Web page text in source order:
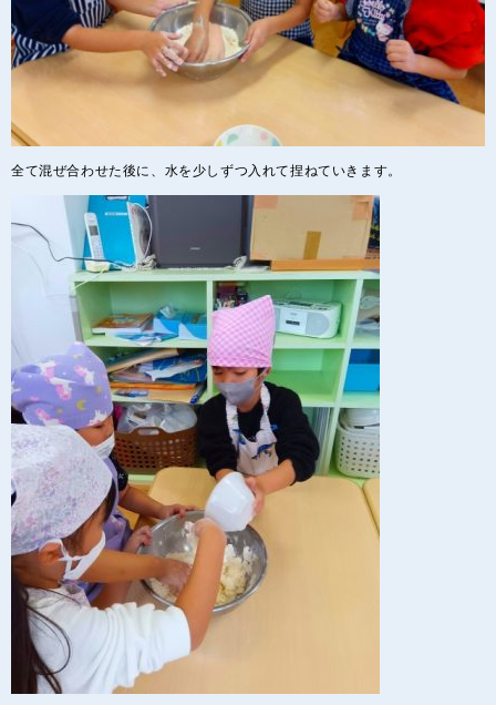
全て混ぜ合わせた後に、水を少しずつ入れて捏ねていきます。